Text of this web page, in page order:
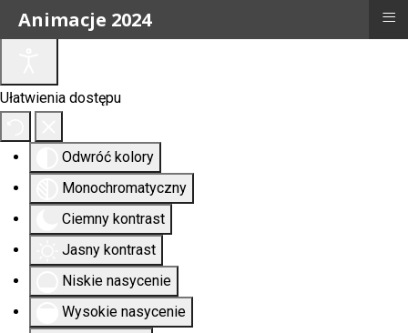
Ułatwienia dostępu
Odwróć kolory
Monochromatyczny
Ciemny kontrast
Jasny kontrast
Niskie nasycenie
Wysokie nasycenie
Animacje 2024 ≡